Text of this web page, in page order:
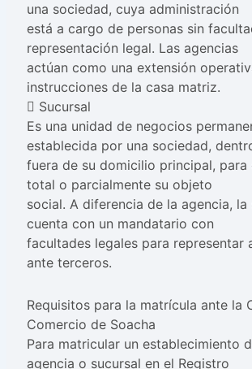
una sociedad, cuya administración
está a cargo de personas sin
representación legal. Las agencias
actúan como una extensión
instrucciones de la casa matriz.
 Sucursal
Es una unidad de negocios
establecida por una sociedad,
fuera de su domicilio principal, para
total o parcialmente su objeto
social. A diferencia de la agencia, la
cuenta con un mandatario con
facultades legales para representar
ante terceros.
Requisitos para la matrícula ante la
Comercio de Soacha
Para matricular un establecimiento
agencia o sucursal en el Registro